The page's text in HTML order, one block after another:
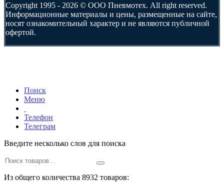
Copyright 1995 - 2026 © ООО Пневмотех. All right reserved.
Информационные материалы и цены, размещенные на сайте,
носят ознакомительный характер и не являются публичной
офертой.
Поиск
Меню
Телефон
Телеграм
Введите несколько слов для поиска
Из общего количества 8932 товаров: